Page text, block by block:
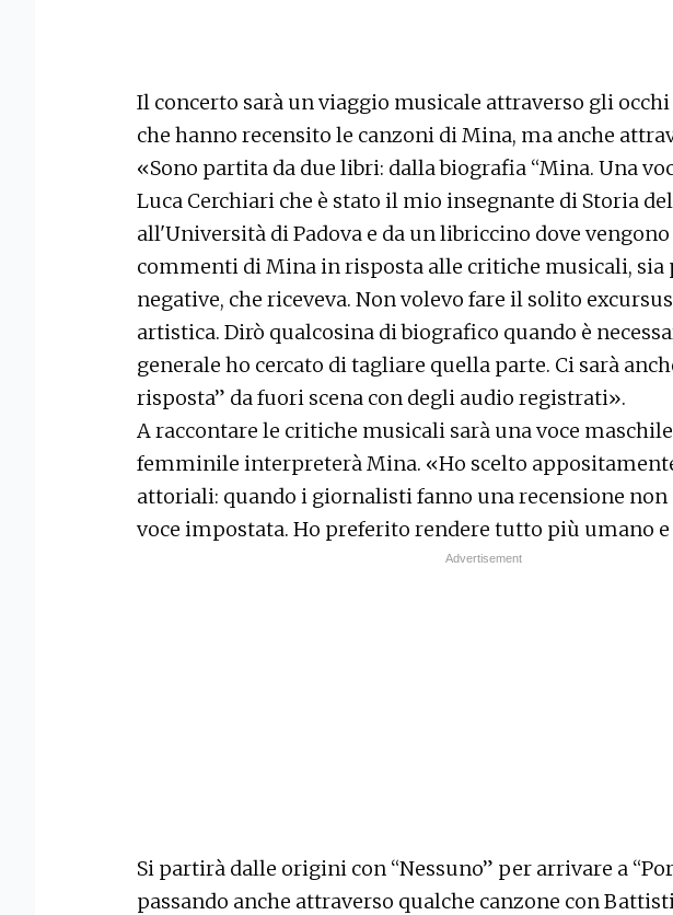
Il concerto sarà un viaggio musicale attraverso gli
che hanno recensito le canzoni di Mina, ma anche
«Sono partita da due libri: dalla biografia “Mina. Una
Luca Cerchiari che è stato il mio insegnante di Storia
all'Università di Padova e da un libriccino dove
commenti di Mina in risposta alle critiche musicali, sia
negative, che riceveva. Non volevo fare il solito
artistica. Dirò qualcosina di biografico quando è
generale ho cercato di tagliare quella parte. Ci sarà
risposta” da fuori scena con degli audio registrati».
A raccontare le critiche musicali sarà una voce
femminile interpreterà Mina. «Ho scelto
attoriali: quando i giornalisti fanno una recensione non
voce impostata. Ho preferito rendere tutto più umano
Si partirà dalle origini con “Nessuno” per arrivare a
passando anche attraverso qualche canzone con